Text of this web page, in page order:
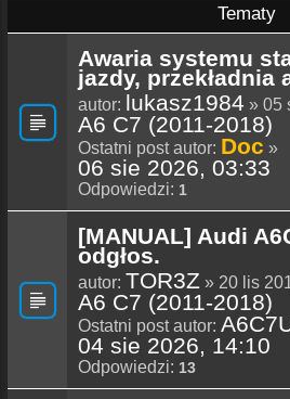
Tematy
Awaria systemu
jazdy, przekładnia
autor: lukasz1984 » 05
A6 C7 (2011-2018)
Ostatni post autor: Doc »
06 sie 2026, 03:33
Odpowiedzi: 1
[MANUAL] Audi
odgłos.
autor: TOR3Z » 20 lis
A6 C7 (2011-2018)
Ostatni post autor:
04 sie 2026, 14:10
Odpowiedzi: 13